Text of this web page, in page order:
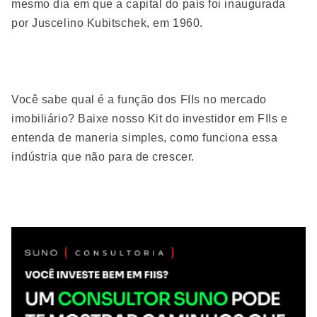
mesmo dia em que a capital do país foi inaugurada
por Juscelino Kubitschek, em 1960.
Você sabe qual é a função dos FIIs no mercado
imobiliário? Baixe nosso Kit do investidor em FIIs e
entenda de maneria simples, como funciona essa
indústria que não para de crescer.